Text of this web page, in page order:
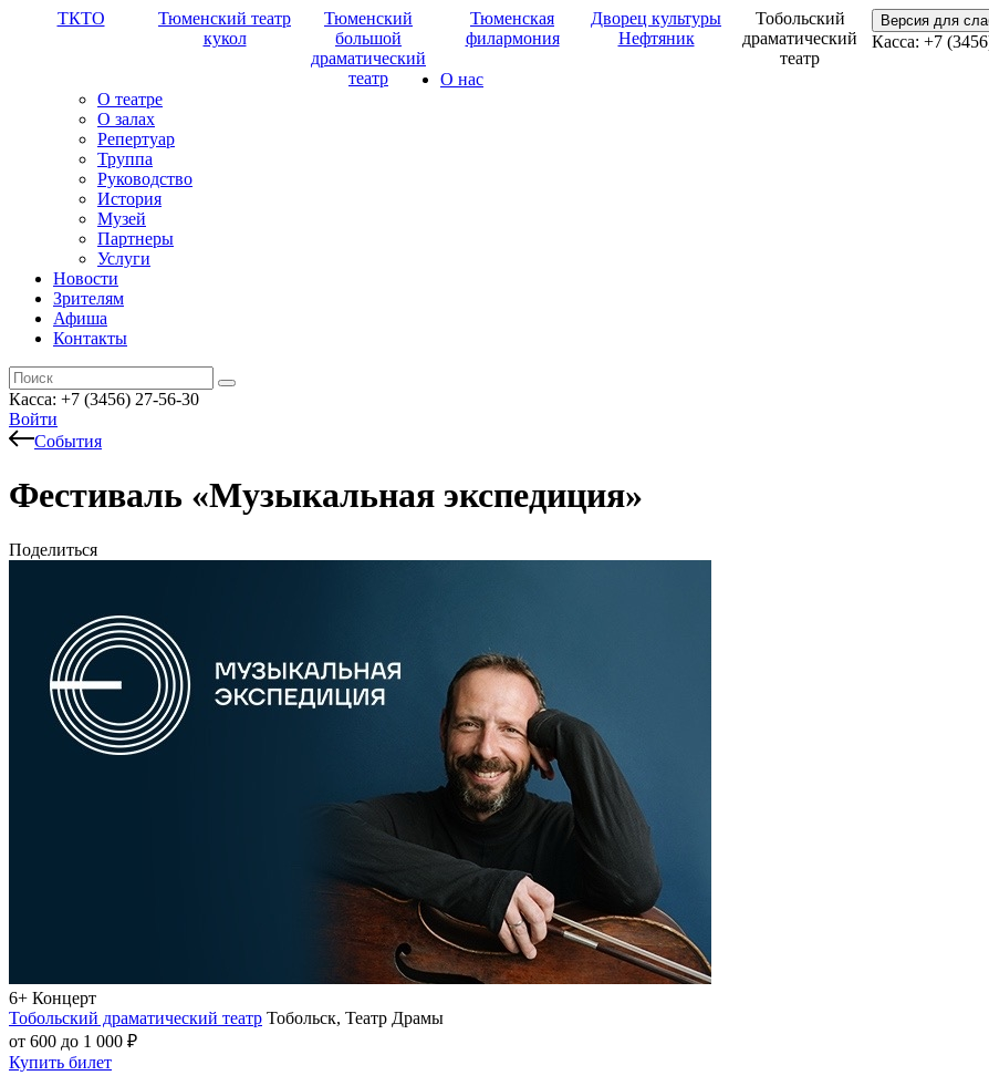
ТКТО
Тюменский театр
кукол
Тюменский
большой
драматический
театр
Тюменская
филармония
Дворец культуры
Нефтяник
Тобольский
драматический
театр
Версия для
Касса: +7
О нас
О театре
О залах
Репертуар
Труппа
Руководство
История
Музей
Партнеры
Услуги
Новости
Зрителям
Афиша
Контакты
Касса: +7 (3456) 27-56-30
Войти
События
Фестиваль «Музыкальная экспедиция»
Поделиться
6+ Концерт
Тобольский драматический театр Тобольск, Театр Драмы
от 600 до 1 000 ₽
Купить билет